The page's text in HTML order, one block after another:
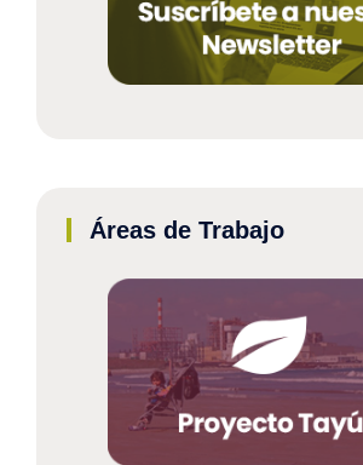
Áreas de Trabajo